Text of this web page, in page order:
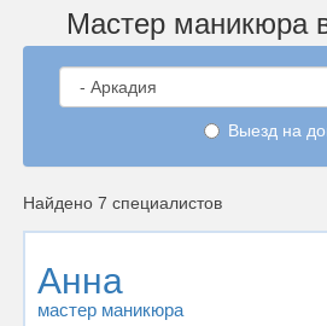
Мастер маникюра
Выезд на
Найдено 7 специалистов
Анна
мастер маникюра